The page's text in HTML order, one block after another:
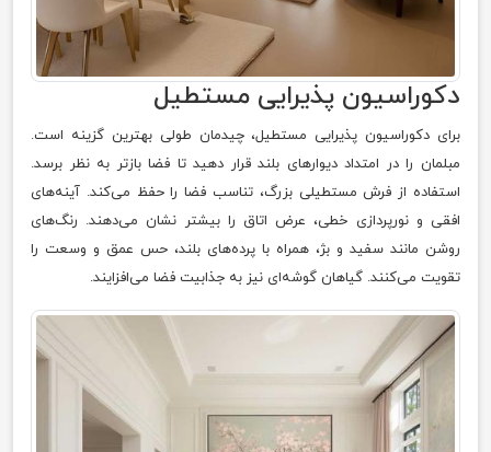
دکوراسیون پذیرایی مستطیل
برای دکوراسیون پذیرایی مستطیل، چیدمان طولی بهترین گزینه است.
مبلمان را در امتداد دیوارهای بلند قرار دهید تا فضا بازتر به نظر برسد.
استفاده از فرش مستطیلی بزرگ، تناسب فضا را حفظ می‌کند. آینه‌های
افقی و نورپردازی خطی، عرض اتاق را بیشتر نشان می‌دهند. رنگ‌های
روشن مانند سفید و بژ، همراه با پرده‌های بلند، حس عمق و وسعت را
تقویت می‌کنند. گیاهان گوشه‌ای نیز به جذابیت فضا می‌افزایند.